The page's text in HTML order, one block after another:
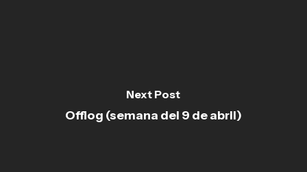
Next Post
Offlog (semana del 9 de abril)